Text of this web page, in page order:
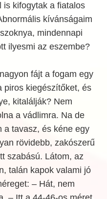
is kifogytak a fiatalos
kívánságaim
mindennapi
ilyesmi az eszembe?
fájt a fogam egy
piros kiegészítőket, és
kitalálják? Nem
a vádlimra. Na de
a tavasz, és kéne egy
rövidebb, zakószerű
szabású. Látom, az
talán kapok valami jó
– Hát, nem